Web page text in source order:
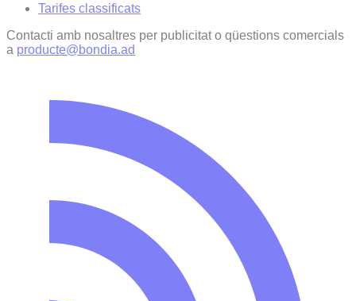
Tarifes classificats
Contacti amb nosaltres per publicitat o qüestions comercials
a producte@bondia.ad